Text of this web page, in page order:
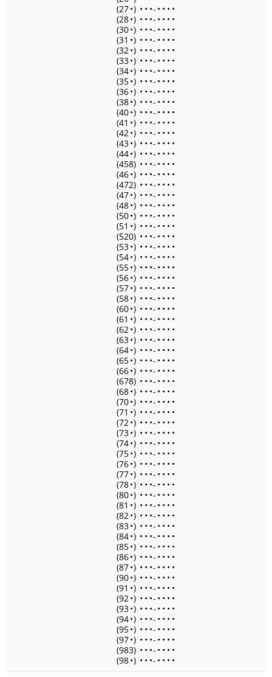
(27•) • • •- • • • •
(28•) • • •- • • • •
(30•) • • •- • • • •
(31 •) • • •- • • • •
(32•) • • •- • • • •
(33•) • • •- • • • •
(34•) • • •- • • • •
(35•) • • •- • • • •
(36•) • • •- • • • •
(38•) • • •- • • • •
(40•) • • •- • • • •
(41 •) • • •- • • • •
(42•) • • •- • • • •
(43•) • • •- • • • •
(44•) • • •- • • • •
(458) • • •- • • • •
(46•) • • •- • • • •
(472) • • •- • • • •
(47•) • • •- • • • •
(48•) • • •- • • • •
(50•) • • •- • • • •
(51 •) • • •- • • • •
(520) • • •- • • • •
(53•) • • •- • • • •
(54•) • • •- • • • •
(55•) • • •- • • • •
(56•) • • •- • • • •
(57•) • • •- • • • •
(58•) • • •- • • • •
(60•) • • •- • • • •
(61 •) • • •- • • • •
(62•) • • •- • • • •
(63•) • • •- • • • •
(64•) • • •- • • • •
(65•) • • •- • • • •
(66•) • • •- • • • •
(678) • • •- • • • •
(68•) • • •- • • • •
(70•) • • •- • • • •
(71 •) • • •- • • • •
(72•) • • •- • • • •
(73•) • • •- • • • •
(74•) • • •- • • • •
(75•) • • •- • • • •
(76•) • • •- • • • •
(77•) • • •- • • • •
(78•) • • •- • • • •
(80•) • • •- • • • •
(81 •) • • •- • • • •
(82•) • • •- • • • •
(83•) • • •- • • • •
(84•) • • •- • • • •
(85•) • • •- • • • •
(86•) • • •- • • • •
(87•) • • •- • • • •
(90•) • • •- • • • •
(91 •) • • •- • • • •
(92•) • • •- • • • •
(93•) • • •- • • • •
(94•) • • •- • • • •
(95•) • • •- • • • •
(97•) • • •- • • • •
(983) • • •- • • • •
(98•) • • •- • • • •